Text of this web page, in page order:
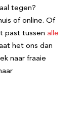
tegen?
of online. Of
past tussen alle
het ons dan
naar fraaie